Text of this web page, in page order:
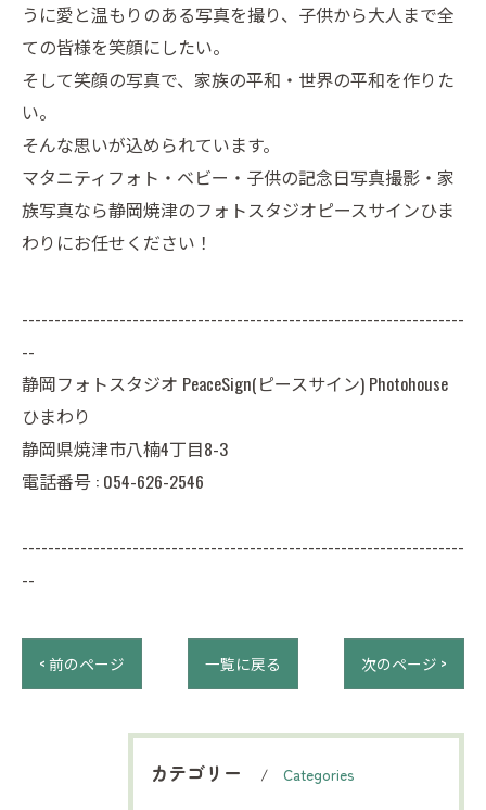
うに愛と温もりのある写真を撮り、子供から大人まで全
ての皆様を笑顔にしたい。
そして笑顔の写真で、家族の平和・世界の平和を作りた
い。
そんな思いが込められています。
マタニティフォト・ベビー・子供の記念日写真撮影・家
族写真なら静岡焼津のフォトスタジオピースサインひま
わりにお任せください！
--------------------------------------------------------------------
--
静岡フォトスタジオ PeaceSign(ピースサイン) Photohouse
ひまわり
静岡県焼津市八楠4丁目8-3
電話番号 : 054-626-2546
--------------------------------------------------------------------
--
< 前のページ 一覧に戻る 次のページ >
カテゴリー Categories